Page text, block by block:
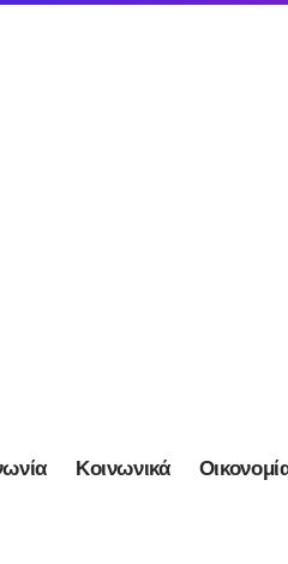
Κοινωνικά